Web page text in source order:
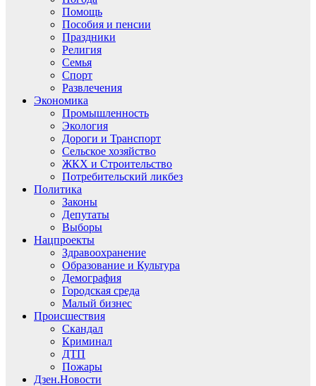
Помощь
Пособия и пенсии
Праздники
Религия
Семья
Спорт
Развлечения
Экономика
Промышленность
Экология
Дороги и Транспорт
Сельское хозяйство
ЖКХ и Строительство
Потребительский ликбез
Политика
Законы
Депутаты
Выборы
Нацпроекты
Здравоохранение
Образование и Культура
Демография
Городская среда
Малый бизнес
Происшествия
Скандал
Криминал
ДТП
Пожары
Дзен.Новости